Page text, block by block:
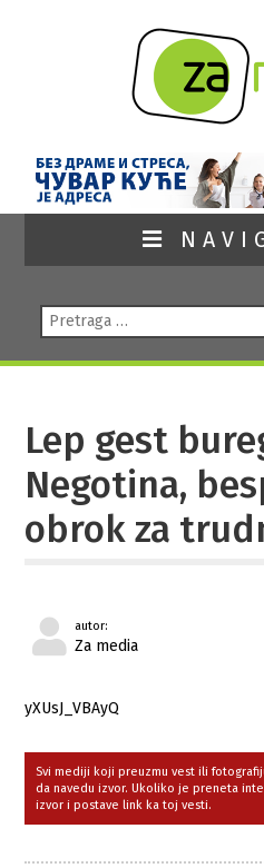
Pretraga:
Lep gest
Negotina,
obrok za
autor:
Za media
yXUsJ_VBAyQ
Svi mediji koji preuzmu vest ili
da navedu izvor. Ukoliko je preneta
izvor i postave link ka toj vesti.